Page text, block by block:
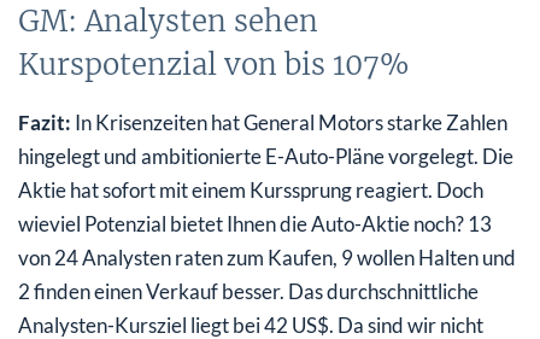
GM: Analysten sehen
Kurspotenzial von bis 107%
Fazit: In Krisenzeiten hat General Motors starke Zahlen
hingelegt und ambitionierte E-Auto-Pläne vorgelegt. Die
Aktie hat sofort mit einem Kurssprung reagiert. Doch
wieviel Potenzial bietet Ihnen die Auto-Aktie noch? 13
von 24 Analysten raten zum Kaufen, 9 wollen Halten und
2 finden einen Verkauf besser. Das durchschnittliche
Analysten-Kursziel liegt bei 42 US$. Da sind wir nicht